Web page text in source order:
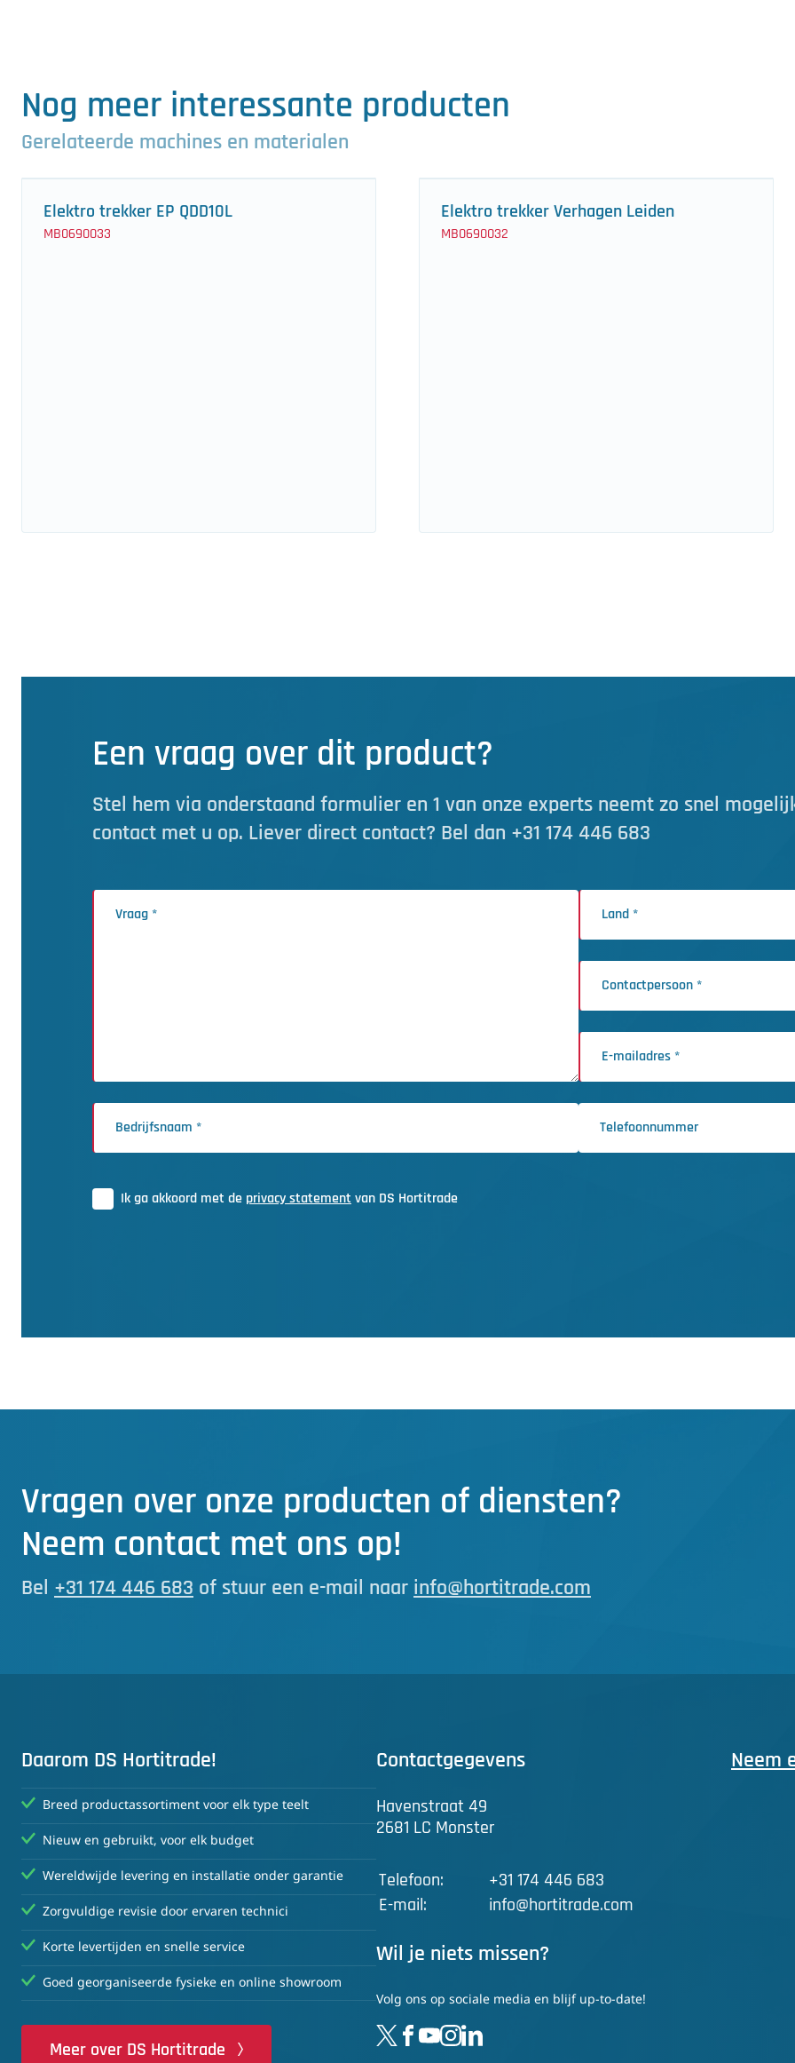
Nog meer interessante producten
Gerelateerde machines en materialen
Elektro trekker EP QDD10L
MB0690033
Elektro trekker Verhagen Leiden
MB0690032
Een vraag over dit product?
Stel hem via onderstaand formulier en 1 van onze experts neemt zo snel
contact met u op. Liever direct contact? Bel dan +31 174 446 683
Ik ga akkoord met de privacy statement van DS Hortitrade
Vragen over onze producten of diensten?
Neem contact met ons op!
Bel +31 174 446 683 of stuur een e-mail naar info@hortitrade.com
Daarom DS Hortitrade!
Breed productassortiment voor elk type teelt
Nieuw en gebruikt, voor elk budget
Wereldwijde levering en installatie onder garantie
Zorgvuldige revisie door ervaren technici
Korte levertijden en snelle service
Goed georganiseerde fysieke en online showroom
Meer over DS Hortitrade
Contactgegevens
Havenstraat 49
2681 LC Monster
Telefoon:
+31 174 446 683
E-mail:
info@hortitrade.com
Wil je niets missen?
Volg ons op sociale media en blijf up-to-date!
Neem